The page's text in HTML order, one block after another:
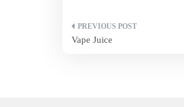
Post
Vape Juice